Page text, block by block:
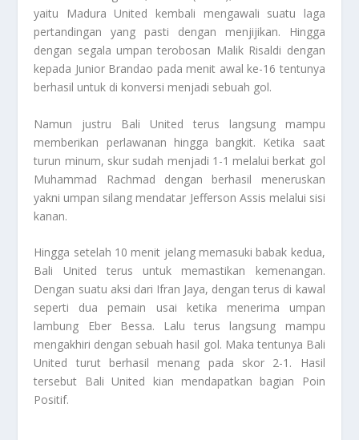
yaitu Madura United kembali mengawali suatu laga
pertandingan yang pasti dengan menjijikan. Hingga
dengan segala umpan terobosan Malik Risaldi dengan
kepada Junior Brandao pada menit awal ke-16 tentunya
berhasil untuk di konversi menjadi sebuah gol.
Namun justru Bali United terus langsung mampu
memberikan perlawanan hingga bangkit. Ketika saat
turun minum, skur sudah menjadi 1-1 melalui berkat gol
Muhammad Rachmad dengan berhasil meneruskan
yakni umpan silang mendatar Jefferson Assis melalui sisi
kanan.
Hingga setelah 10 menit jelang memasuki babak kedua,
Bali United terus untuk memastikan kemenangan.
Dengan suatu aksi dari Ifran Jaya, dengan terus di kawal
seperti dua pemain usai ketika menerima umpan
lambung Eber Bessa. Lalu terus langsung mampu
mengakhiri dengan sebuah hasil gol. Maka tentunya Bali
United turut berhasil menang pada skor 2-1. Hasil
tersebut Bali United kian mendapatkan bagian
Poin
Positif.